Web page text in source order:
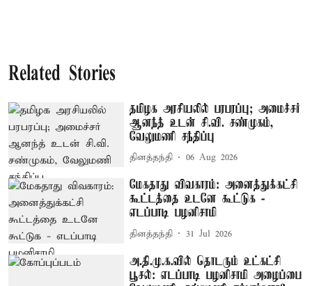
Related Stories
தமிழக அரசியலில் பரபரப்பு; அமைச்சர்
ஆனந்த் உடன் சி.வி. சண்முகம்,
வேலுமணி சந்திப்பு
தினத்தந்தி 06 Aug 2026
மேகதாது விவகாரம்: அனைத்துக்கட்சி
கூட்டத்தை உடனே கூட்டுக -
எடப்பாடி பழனிசாமி
தினத்தந்தி 31 Jul 2026
அ.தி.மு.க.வில் தொடரும் உட்கட்சி
பூசல்: எடப்பாடி பழனிசாமி அழைப்பை